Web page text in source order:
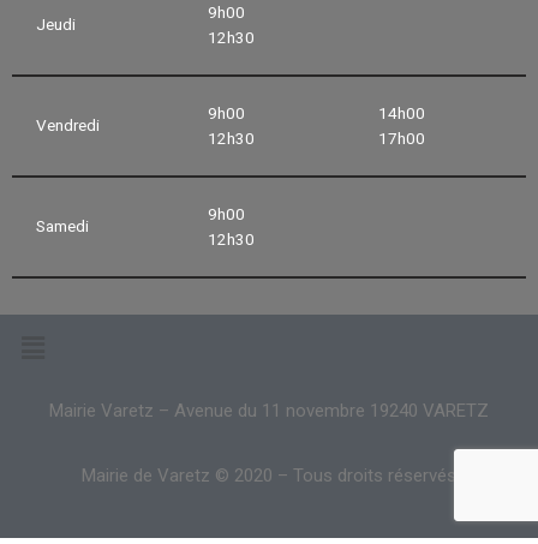
Jeudi
9h00
12h30
Vendredi
9h00
12h30
14h00
17h00
Samedi
9h00
12h30
Mairie Varetz – Avenue du 11 novembre 19240 VARETZ
Mairie de Varetz © 2020 – Tous droits réservés